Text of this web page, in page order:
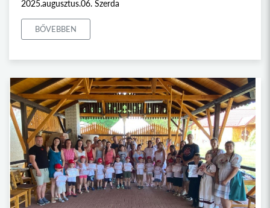
2025.augusztus.06. Szerda
BŐVEBBEN